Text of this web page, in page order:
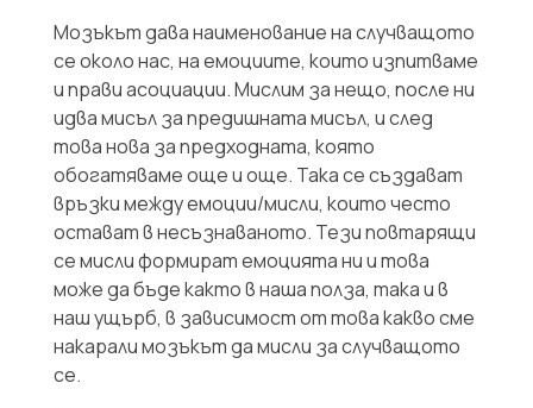
Мозъкът дава наименование на случващото
се около нас, на емоциите, които изпитваме
и прави асоциации. Мислим за нещо, после ни
идва мисъл за предишната мисъл, и след
това нова за предходната, която
обогатяваме още и още. Така се създават
връзки между емоции/мисли, които често
остават в несъзнаваното. Тези повтарящи
се мисли формират емоцията ни и това
може да бъде както в наша полза, така и в
наш ущърб, в зависимост от това какво сме
накарали мозъкът да мисли за случващото
се.